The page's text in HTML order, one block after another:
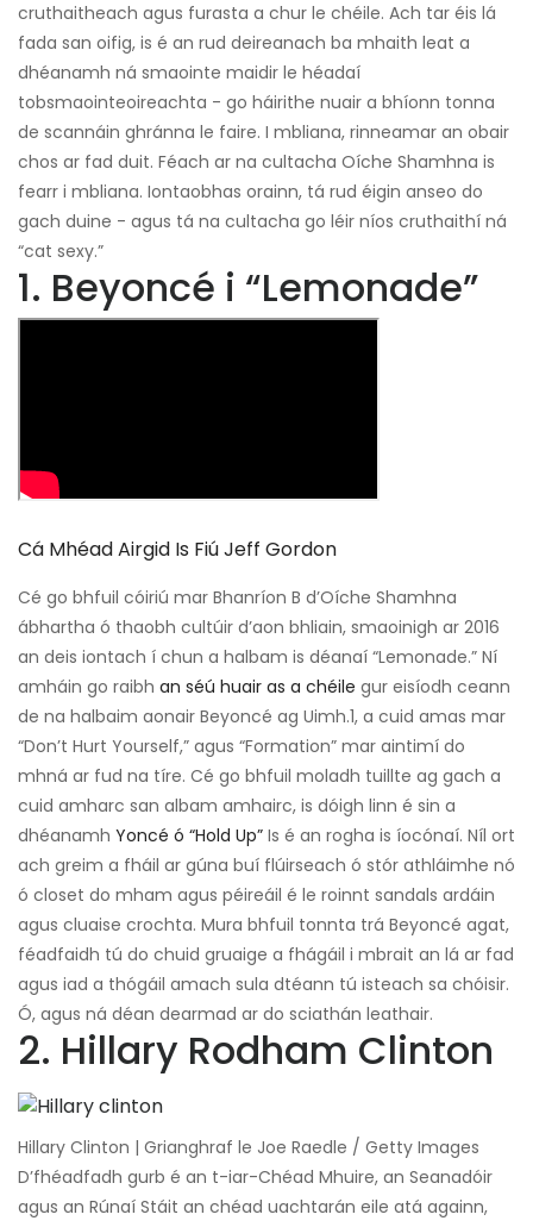
cruthaitheach agus furasta a chur le chéile. Ach tar éis lá
fada san oifig, is é an rud deireanach ba mhaith leat a
dhéanamh ná smaointe maidir le héadaí
tobsmaointeoireachta - go háirithe nuair a bhíonn tonna
de scannáin ghránna le faire. I mbliana, rinneamar an obair
chos ar fad duit. Féach ar na cultacha Oíche Shamhna is
fearr i mbliana. Iontaobhas orainn, tá rud éigin anseo do
gach duine - agus tá na cultacha go léir níos cruthaithí ná
“cat sexy.”
1. Beyoncé i “Lemonade”
Cá Mhéad Airgid Is Fiú Jeff Gordon
Cé go bhfuil cóiriú mar Bhanríon B d’Oíche Shamhna
ábhartha ó thaobh cultúir d’aon bhliain, smaoinigh ar 2016
an deis iontach í chun a halbam is déanaí “Lemonade.” Ní
amháin go raibh an séú huair as a chéile gur eisíodh ceann
de na halbaim aonair Beyoncé ag Uimh.1, a cuid amas mar
“Don’t Hurt Yourself,” agus “Formation” mar aintimí do
mhná ar fud na tíre. Cé go bhfuil moladh tuillte ag gach a
cuid amharc san albam amhairc, is dóigh linn é sin a
dhéanamh Yoncé ó “Hold Up” Is é an rogha is íocónaí. Níl ort
ach greim a fháil ar gúna buí flúirseach ó stór athláimhe nó
ó closet do mham agus péireáil é le roinnt sandals ardáin
agus cluaise crochta. Mura bhfuil tonnta trá Beyoncé agat,
féadfaidh tú do chuid gruaige a fhágáil i mbrait an lá ar fad
agus iad a thógáil amach sula dtéann tú isteach sa chóisir.
Ó, agus ná déan dearmad ar do sciathán leathair.
2. Hillary Rodham Clinton
Hillary Clinton | Grianghraf le Joe Raedle / Getty Images
D’fhéadfadh gurb é an t-iar-Chéad Mhuire, an Seanadóir
agus an Rúnaí Stáit an chéad uachtarán eile atá againn,